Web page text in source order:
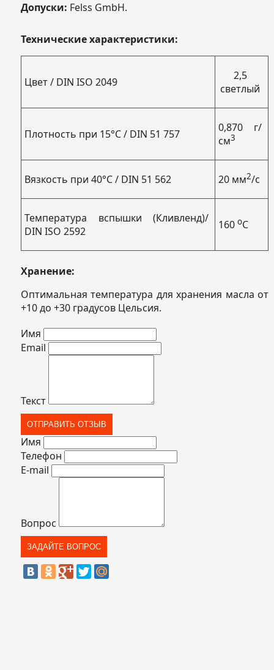
Допуски: Felss GmbH.
Технические характеристики:
Цвет / DIN ISO 2049
2,5
светлый
Плотность при 15°C / DIN 51 757
0,870 г/
см3
Вязкость при 40°C / DIN 51 562 20 мм2/с
Температура вспышки (Кливленд)/
DIN ISO 2592
160 оС
Хранение:
Оптимальная температура для хранения масла от
+10 до +30 градусов Цельсия.
Имя
Email
Текст
Имя
Телефон
E-mail
Вопрос